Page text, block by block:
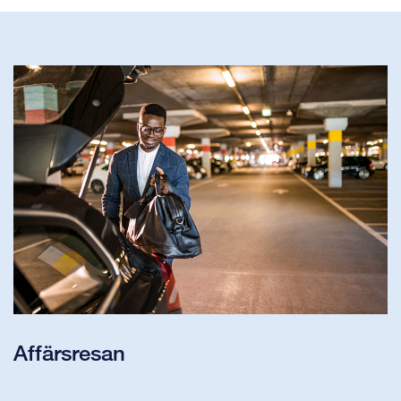
Affärsresan